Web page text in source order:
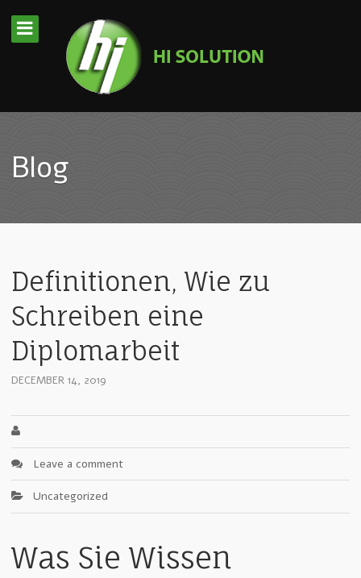
Blog
Definitionen, Wie zu
Schreiben eine
Diplomarbeit
DECEMBER 14, 2019
Leave a comment
Uncategorized
Was Sie Wissen